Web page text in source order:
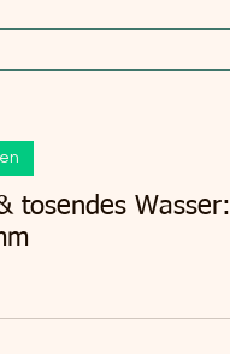
tosendes Wasser: